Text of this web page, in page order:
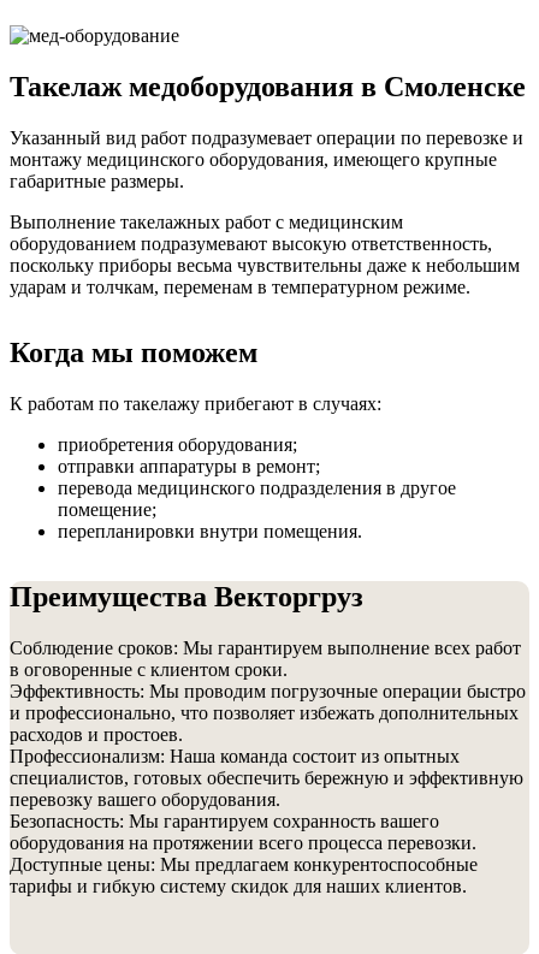
Такелаж медоборудования в Смоленске
Указанный вид работ подразумевает операции по перевозке и
монтажу медицинского оборудования, имеющего крупные
габаритные размеры.
Выполнение такелажных работ с медицинским
оборудованием подразумевают высокую ответственность,
поскольку приборы весьма чувствительны даже к небольшим
ударам и толчкам, переменам в температурном режиме.
Когда мы поможем
К работам по такелажу прибегают в случаях:
приобретения оборудования;
отправки аппаратуры в ремонт;
перевода медицинского подразделения в другое
помещение;
перепланировки внутри помещения.
Преимущества Векторгруз
Соблюдение сроков: Мы гарантируем выполнение всех работ
в оговоренные с клиентом сроки.
Эффективность: Мы проводим погрузочные операции быстро
и профессионально, что позволяет избежать дополнительных
расходов и простоев.
Профессионализм: Наша команда состоит из опытных
специалистов, готовых обеспечить бережную и эффективную
перевозку вашего оборудования.
Безопасность: Мы гарантируем сохранность вашего
оборудования на протяжении всего процесса перевозки.
Доступные цены: Мы предлагаем конкурентоспособные
тарифы и гибкую систему скидок для наших клиентов.